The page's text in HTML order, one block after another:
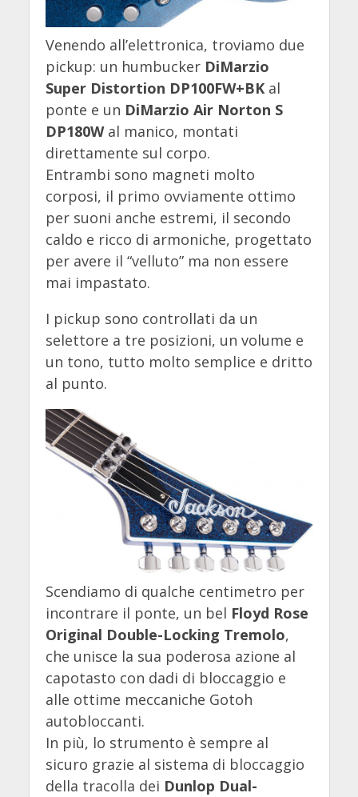
Venendo all’elettronica, troviamo due
pickup: un humbuckerDiMarzio
Super Distortion DP100FW+BKal
ponte e un DiMarzio Air Norton S
DP180Wal manico, montati
direttamente sul corpo.
Entrambi sono magneti molto
corposi, il primo ovviamente ottimo
per suoni anche estremi, il secondo
caldo e ricco di armoniche, progettato
per avere il “velluto” ma non essere
mai impastato.
I pickup sono controllati da un
selettore a tre posizioni, un volume e
un tono, tutto molto semplice e dritto
al punto.
Scendiamo di qualche centimetro per
incontrare il ponte, un bel Floyd Rose
Original Double-Locking Tremolo,
che unisce la sua poderosa azione al
capotasto con dadi di bloccaggio e
alle ottime meccaniche Gotoh
autobloccanti.
In più, lo strumento è sempre al
sicuro grazie al sistema di bloccaggio
della tracolla dei Dunlop Dual-